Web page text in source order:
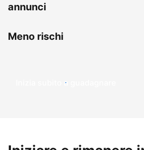
annunci
Meno rischi
Inizia subito a guadagnare